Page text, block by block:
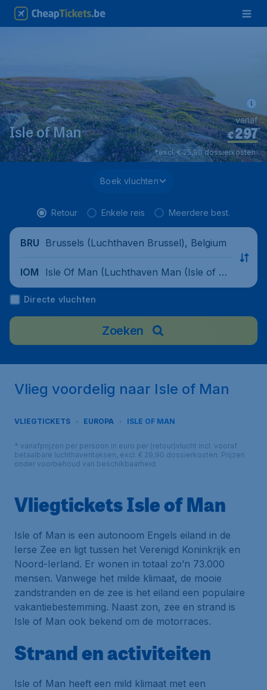
Isle of Man €297*
vanaf
*excl. € 25,90 dossierkosten.
Boek vluchten
Retour Enkele reis Meerdere best.
BRU Brussels (Luchthaven Brussel), Belgium
IOM
Isle Of Man (Luchthaven Man (Isle of M
an)), United Kingdom
Directe vluchten
Zoeken
Vlieg voordelig naar Isle of Man
VLIEGTICKETS EUROPA ISLE OF MAN
* vanafprijzen per persoon in euro per (retour)vlucht incl. vooraf
betaalbare luchthaventaksen, excl. € 29,90 dossierkosten. Prijzen
onder voorbehoud van beschikbaarheid.
Vliegtickets Isle of Man
Isle of Man is een autonoom Engels eiland in de
Ierse Zee en ligt tussen het Verenigd Koninkrijk en
Noord-Ierland. Er wonen in totaal zo’n 73.000
mensen. Vanwege het milde klimaat, de mooie
zandstranden en de zee is het eiland een populaire
vakantiebestemming. Naast zon, zee en strand is
Isle of Man ook bekend om de motorraces.
Strand en activiteiten
Isle of Man heeft een mild klimaat met een